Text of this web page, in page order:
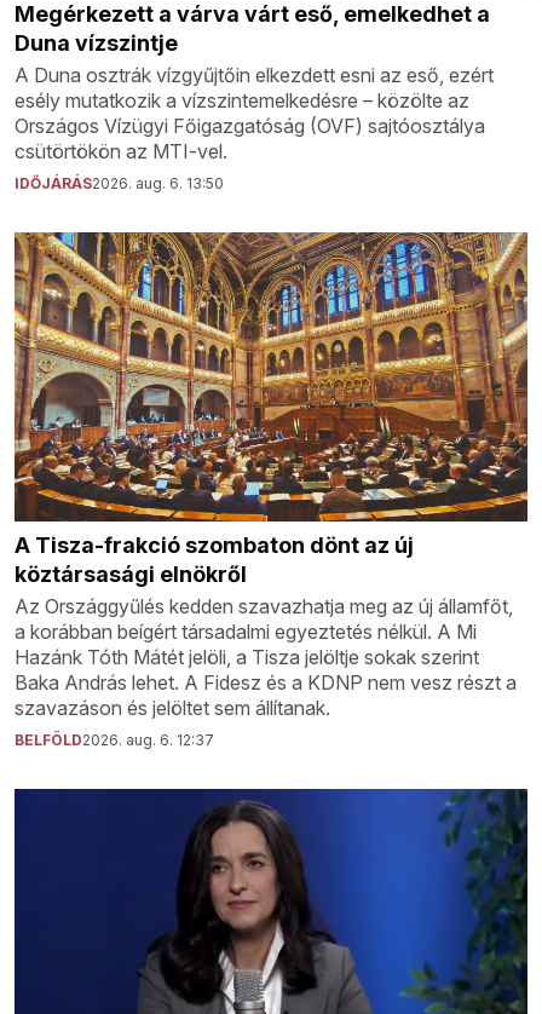
Megérkezett a várva várt eső, emelkedhet a
Duna vízszintje
A Duna osztrák vízgyűjtőin elkezdett esni az eső, ezért
esély mutatkozik a vízszintemelkedésre – közölte az
Országos Vízügyi Főigazgatóság (OVF) sajtóosztálya
csütörtökön az MTI-vel.
IDŐJÁRÁS2026. aug. 6. 13:50
A Tisza-frakció szombaton dönt az új
köztársasági elnökről
Az Országgyűlés kedden szavazhatja meg az új államfőt,
a korábban beígért társadalmi egyeztetés nélkül. A Mi
Hazánk Tóth Mátét jelöli, a Tisza jelöltje sokak szerint
Baka András lehet. A Fidesz és a KDNP nem vesz részt a
szavazáson és jelöltet sem állítanak.
BELFÖLD2026. aug. 6. 12:37